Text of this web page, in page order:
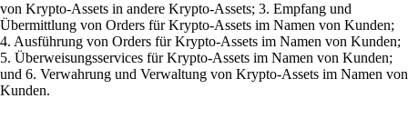
von Krypto-Assets in andere Krypto-Assets; 3. Empfang und
Übermittlung von Orders für Krypto-Assets im Namen von Kunden;
4. Ausführung von Orders für Krypto-Assets im Namen von Kunden;
5. Überweisungsservices für Krypto-Assets im Namen von Kunden;
und 6. Verwahrung und Verwaltung von Krypto-Assets im Namen von
Kunden.